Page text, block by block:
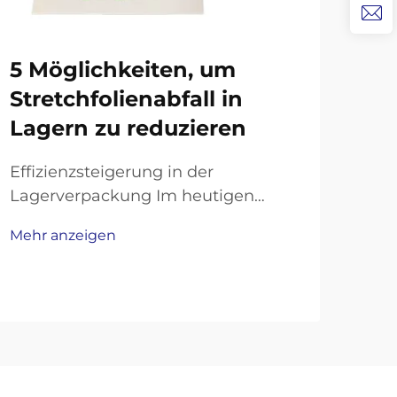
5 Möglichkeiten, um
Stretchfolienabfall in
Lagern zu reduzieren
Effizienzsteigerung in der
Lagerverpackung Im heutigen
Logistikumfeld stehen Lager unter
Mehr anzeigen